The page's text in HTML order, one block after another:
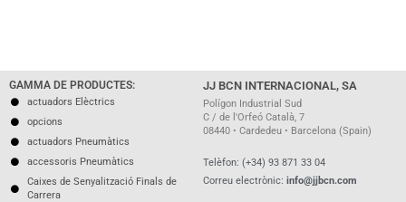
GAMMA DE PRODUCTES:
actuadors Elèctrics
opcions
actuadors Pneumàtics
accessoris Pneumàtics
Caixes de Senyalització Finals de
Carrera
JJ BCN INTERNACIONAL, SA
Polígon Industrial Sud
C / de l'Orfeó Català, 7
08440 • Cardedeu • Barcelona (Spain)
Telèfon: (+34) 93 871 33 04
Correu electrònic: info@jjbcn.com